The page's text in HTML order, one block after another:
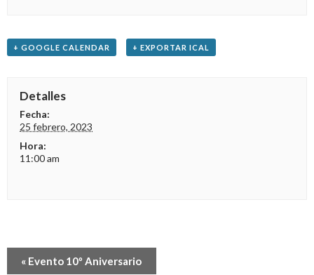
+ GOOGLE CALENDAR + EXPORTAR ICAL
Detalles
Fecha:
25 febrero, 2023
Hora:
11:00 am
Evento
« Evento 10º Aniversario